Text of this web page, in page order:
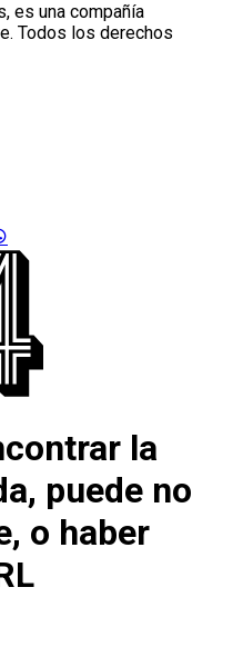
es una compañía
Todos los derechos
la
puede no
o haber